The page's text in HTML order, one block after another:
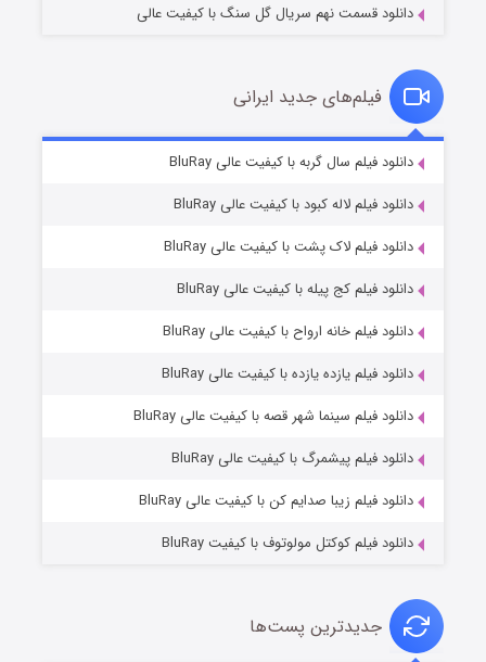
قسمت۷ (زیرنویس) منتشر شد
دانلود قسمت نهم سریال گل سنگ با کیفیت عالی
فیلم‌های جدید ایرانی
دانلود فیلم سال گربه با کیفیت عالی BluRay
دانلود فیلم لاله کبود با کیفیت عالی BluRay
دانلود فیلم لاک پشت با کیفیت عالی BluRay
دانلود فیلم کج‌ پیله با کیفیت عالی BluRay
دانلود فیلم خانه ارواح با کیفیت عالی BluRay
دانلود فیلم یازده یازده با کیفیت عالی BluRay
دانلود فیلم سینما شهر قصه با کیفیت عالی BluRay
دانلود فیلم پیشمرگ با کیفیت عالی BluRay
دانلود فیلم زیبا صدایم کن با کیفیت عالی BluRay
دانلود فیلم کوکتل مولوتوف با کیفیت BluRay
جدیدترین پست‌ها